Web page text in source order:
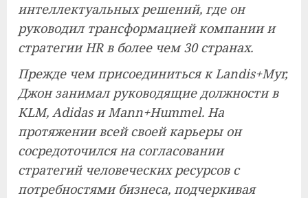
интеллектуальных решений, где он
руководил трансформацией компании и
стратегии HR в более чем 30 странах.
Прежде чем присоединиться к Landis+Myr,
Джон занимал руководящие должности в
KLM, Adidas и Mann+Hummel. На
протяжении всей своей карьеры он
сосредоточился на согласовании
стратегий человеческих ресурсов с
потребностями бизнеса, подчеркивая